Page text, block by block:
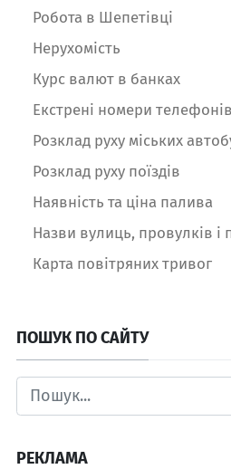
Робота в Шепетівці
Нерухомість
Курс валют в банках
Екстрені номери телефонів
Розклад руху міських
Розклад руху поїздів
Наявність та ціна палива
Назви вулиць, провулків і
Карта повітряних тривог
ПОШУК ПО САЙТУ
РЕКЛАМА